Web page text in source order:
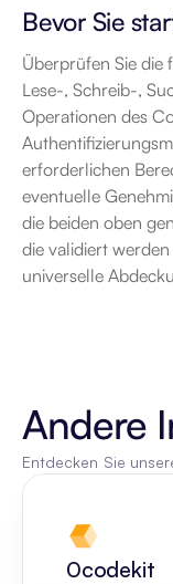
Bevor Sie
Überprüfen Sie die
Lese-, Schreib-,
Operationen des
erforderlichen
eventuelle
die beiden oben
die validiert
universelle
Andere
Entdecken Sie
0codekit